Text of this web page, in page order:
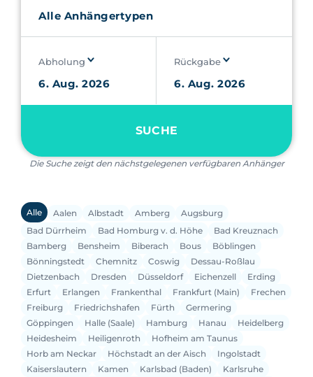
Abholung Rückgabe
SUCHE
Die Suche zeigt den nächstgelegenen verfügbaren Anhänger
Alle Aalen Albstadt Amberg
Augsburg
Bad Dürrheim
Bad Homburg v. d. Höhe
Bad Kreuznach
Bamberg
Bensheim Biberach Bous
Böblingen
Bönningstedt
Chemnitz Coswig
Dessau-Roßlau
Dietzenbach
Dresden Düsseldorf Eichenzell
Erding
Erfurt
Erlangen Frankenthal Frankfurt (Main)
Frechen
Freiburg
Friedrichshafen Fürth
Germering
Göppingen
Halle (Saale) Hamburg Hanau
Heidelberg
Heidesheim
Heiligenroth
Hofheim am Taunus
Horb am Neckar
Höchstadt an der Aisch
Ingolstadt
Kaiserslautern
Kamen Karlsbad (Baden)
Karlsruhe